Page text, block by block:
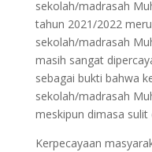
sekolah/madrasah
tahun 2021/2022
sekolah/madrasah
masih sangat
sebagai bukti bahwa
sekolah/madrasah
meskipun dimasa
Kerpecayaan